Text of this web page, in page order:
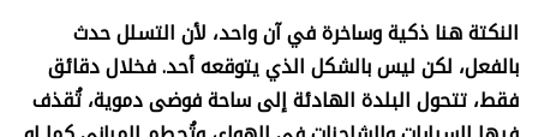
النكتة هنا ذكية وساخرة في آن واحد، لأن التسلل حدث
بالفعل، لكن ليس بالشكل الذي يتوقعه أحد. فخلال دقائق
فقط، تتحول البلدة الهادئة إلى ساحة فوضى دموية، تُقذف